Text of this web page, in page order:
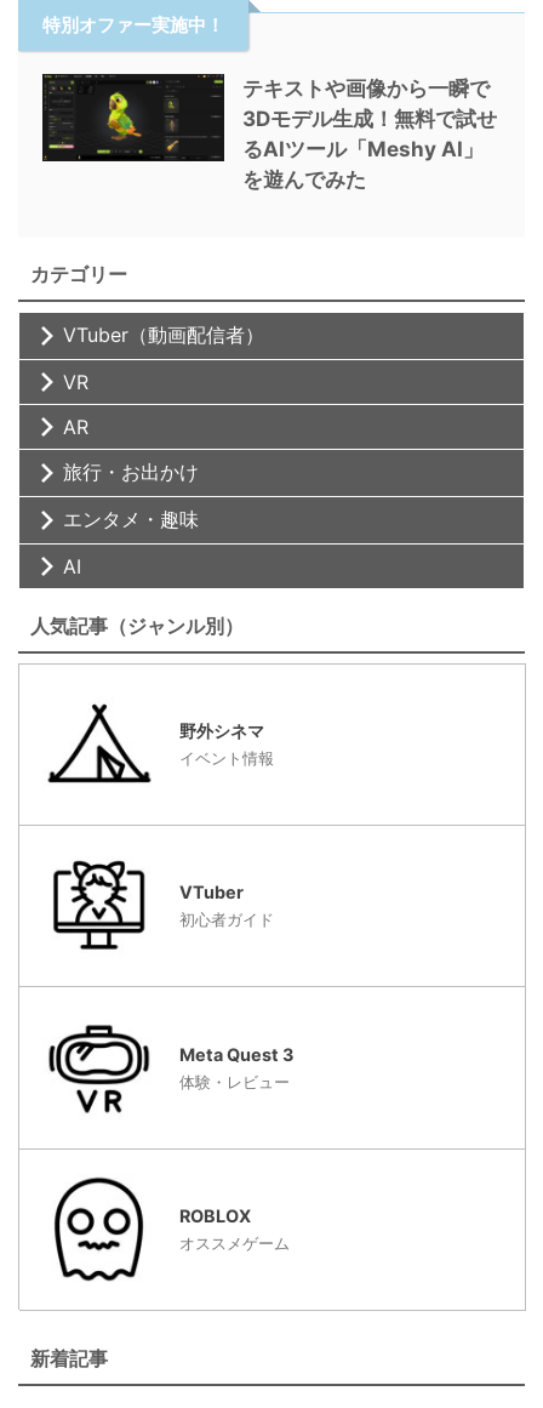
特別オファー実施中！
テキストや画像から一瞬で
3Dモデル生成！無料で試せ
るAIツール「Meshy AI」
を遊んでみた
カテゴリー
VTuber（動画配信者）
VR
AR
旅行・お出かけ
エンタメ・趣味
AI
人気記事（ジャンル別）
野外シネマ
イベント情報
VTuber
初心者ガイド
Meta Quest 3
体験・レビュー
ROBLOX
オススメゲーム
新着記事